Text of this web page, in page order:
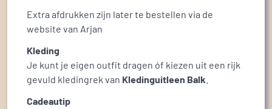
Extra afdrukken zijn later te bestellen via de
website van Arjan
Kleding
Je kunt je eigen outfit dragen óf kiezen uit een rijk
gevuld kledingrek van Kledinguitleen Balk
Cadeautip